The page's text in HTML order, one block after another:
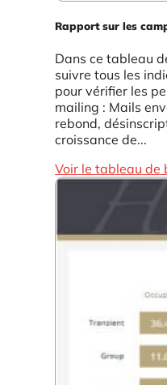
Rapport sur les
Dans ce tableau
suivre tous les
pour vérifier les
mailing : Mails
rebond,
croissance de...
Voir le tableau de